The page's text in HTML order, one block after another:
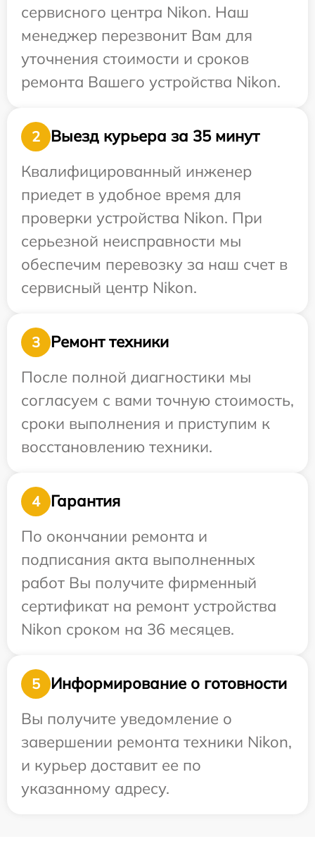
сервисного центра Nikon. Наш
менеджер перезвонит Вам для
уточнения стоимости и сроков
ремонта Вашего устройства Nikon.
2
Выезд курьера за 35 минут
Квалифицированный инженер
приедет в удобное время для
проверки устройства Nikon. При
серьезной неисправности мы
обеспечим перевозку за наш счет в
сервисный центр Nikon.
3
Ремонт техники
После полной диагностики мы
согласуем с вами точную стоимость,
сроки выполнения и приступим к
восстановлению техники.
4
Гарантия
По окончании ремонта и
подписания акта выполненных
работ Вы получите фирменный
сертификат на ремонт устройства
Nikon сроком на 36 месяцев.
5
Информирование о готовности
Вы получите уведомление о
завершении ремонта техники Nikon,
и курьер доставит ее по
указанному адресу.